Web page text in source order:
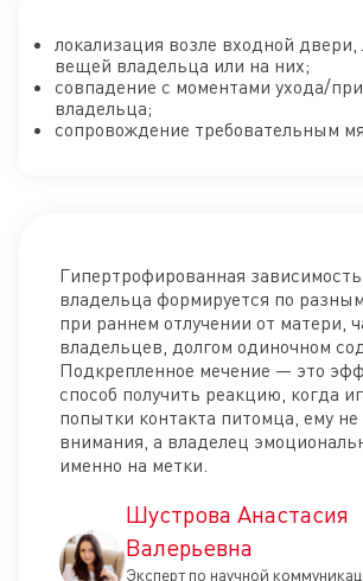
локализация возле входной
вещей владельца или на них;
совпадение с моментами ухода/
владельца;
сопровождение требовательным
Гипертрофированная
владельца формируется по
при раннем отлучении от матери,
владельцев, долгом одиночном
Подкрепленное мечение — это
способ получить реакцию, когда
попытки контакта питомца, ему не
внимания, а владелец
именно на метки.
Шустрова Анастасия
Валерьевна
Эксперт по научной